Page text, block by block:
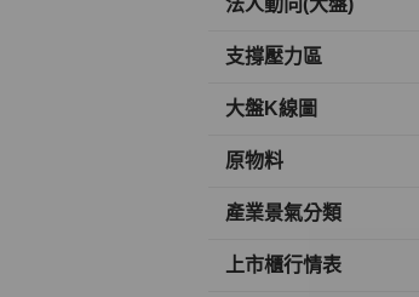
法人動向(大盤)
支撐壓力區
大盤K線圖
原物料
產業景氣分類
上市櫃行情表